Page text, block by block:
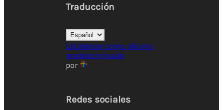
Traducción
Establecer como idioma
predeterminado
por
Redes sociales